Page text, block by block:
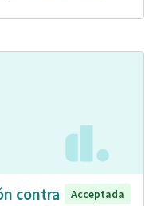
contra
Acceptada